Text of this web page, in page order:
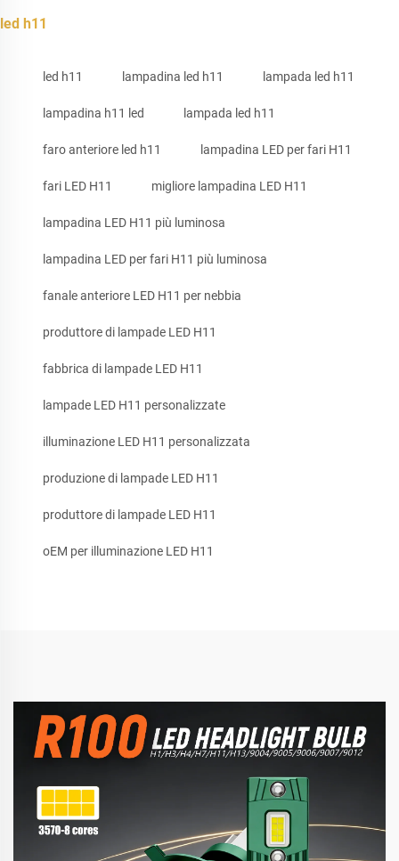
led h11
led h11 lampadina led h11 lampada led h11
lampadina h11 led lampada led h11
faro anteriore led h11 lampadina LED per fari H11
fari LED H11 migliore lampadina LED H11
lampadina LED H11 più luminosa
lampadina LED per fari H11 più luminosa
fanale anteriore LED H11 per nebbia
produttore di lampade LED H11
fabbrica di lampade LED H11
lampade LED H11 personalizzate
illuminazione LED H11 personalizzata
produzione di lampade LED H11
produttore di lampade LED H11
oEM per illuminazione LED H11